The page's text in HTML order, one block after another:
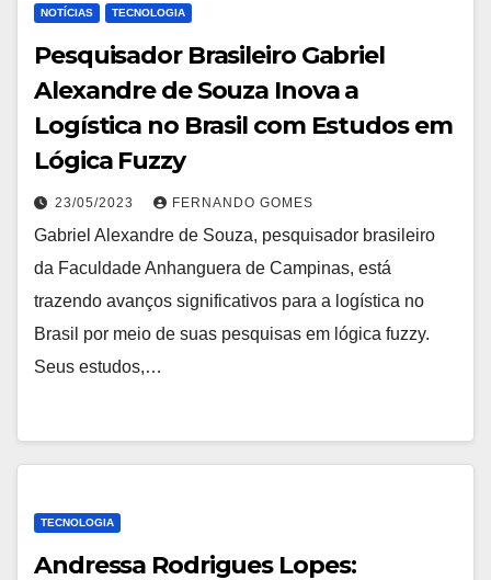
NOTÍCIAS TECNOLOGIA
Pesquisador Brasileiro Gabriel
Alexandre de Souza Inova a
Logística no Brasil com Estudos em
Lógica Fuzzy
23/05/2023 FERNANDO GOMES
Gabriel Alexandre de Souza, pesquisador brasileiro
da Faculdade Anhanguera de Campinas, está
trazendo avanços significativos para a logística no
Brasil por meio de suas pesquisas em lógica fuzzy.
Seus estudos,…
TECNOLOGIA
Andressa Rodrigues Lopes: